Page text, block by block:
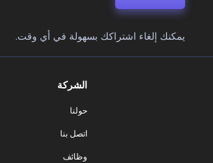
يمكنك إلغاء اشتراكك بسهولة في أي وقت.
الشركة
حولنا
اتصل بنا
وظائف